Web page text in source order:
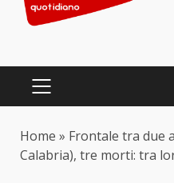
PRIMARY
Home » Frontale tra due
Calabria), tre morti: tra